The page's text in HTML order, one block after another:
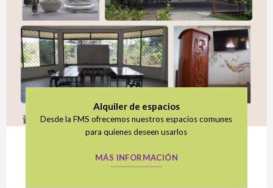
Alquiler de espacios
Desde la FMS ofrecemos nuestros espacios comunes
para quienes deseen usarlos
MÁS INFORMACIÓN